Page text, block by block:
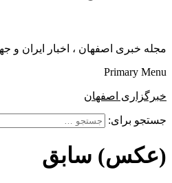
مجله خبری اصفهان ، اخبار ایران و
Primary Menu
خبرگزاری اصفهان
جستجو برای:
(عکس) سابق